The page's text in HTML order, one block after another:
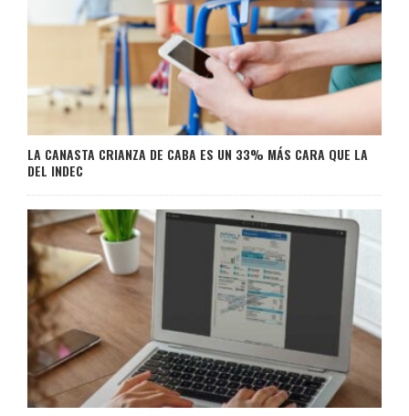
LA CANASTA CRIANZA DE CABA ES UN 33% MÁS CARA QUE LA
DEL INDEC